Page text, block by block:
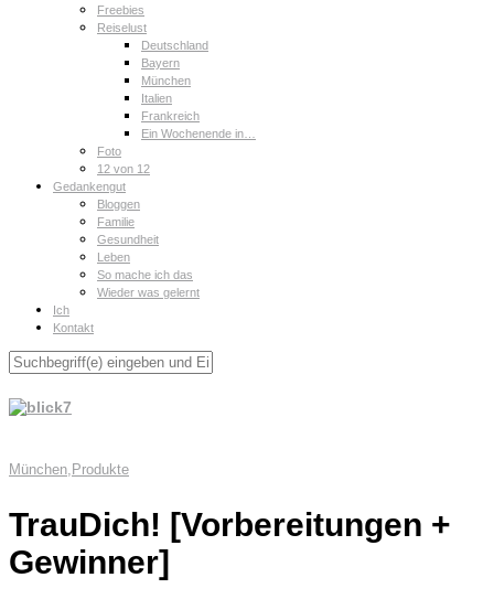
Freebies
Reiselust
Deutschland
Bayern
München
Italien
Frankreich
Ein Wochenende in…
Foto
12 von 12
Gedankengut
Bloggen
Familie
Gesundheit
Leben
So mache ich das
Wieder was gelernt
Ich
Kontakt
München, Produkte
TrauDich! [Vorbereitungen +
Gewinner]